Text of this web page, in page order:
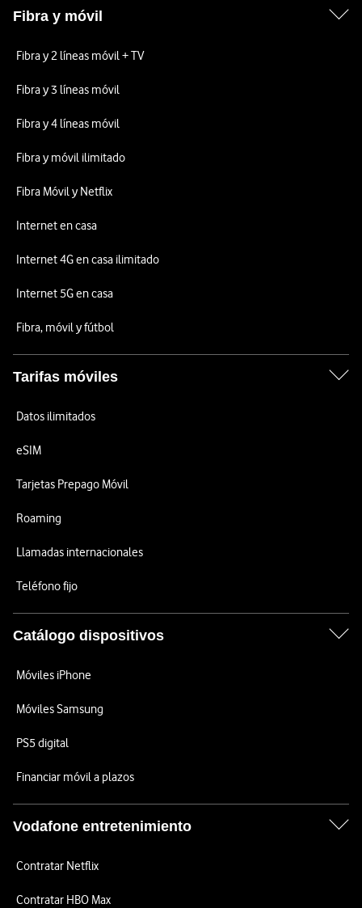
Fibra y móvil
Fibra y 2 líneas móvil + TV
Fibra y 3 líneas móvil
Fibra y 4 líneas móvil
Fibra y móvil ilimitado
Fibra Móvil y Netflix
Internet en casa
Internet 4G en casa ilimitado
Internet 5G en casa
Fibra, móvil y fútbol
Tarifas móviles
Datos ilimitados
eSIM
Tarjetas Prepago Móvil
Roaming
Llamadas internacionales
Teléfono fijo
Catálogo dispositivos
Móviles iPhone
Móviles Samsung
PS5 digital
Financiar móvil a plazos
Vodafone entretenimiento
Contratar Netflix
Contratar HBO Max